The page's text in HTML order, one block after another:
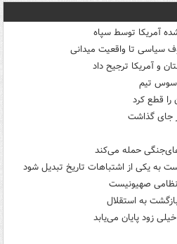
آمریکا توسط سپاه
سیاسی تا واقعیت میدانی
و آمریکا ترجیح داد
تیم
را قطع کرد
به یکی از اشتباهات تاریخ تبدیل شود
نظامی صهیونیست
به استقلال
زود پایان می‌یابد